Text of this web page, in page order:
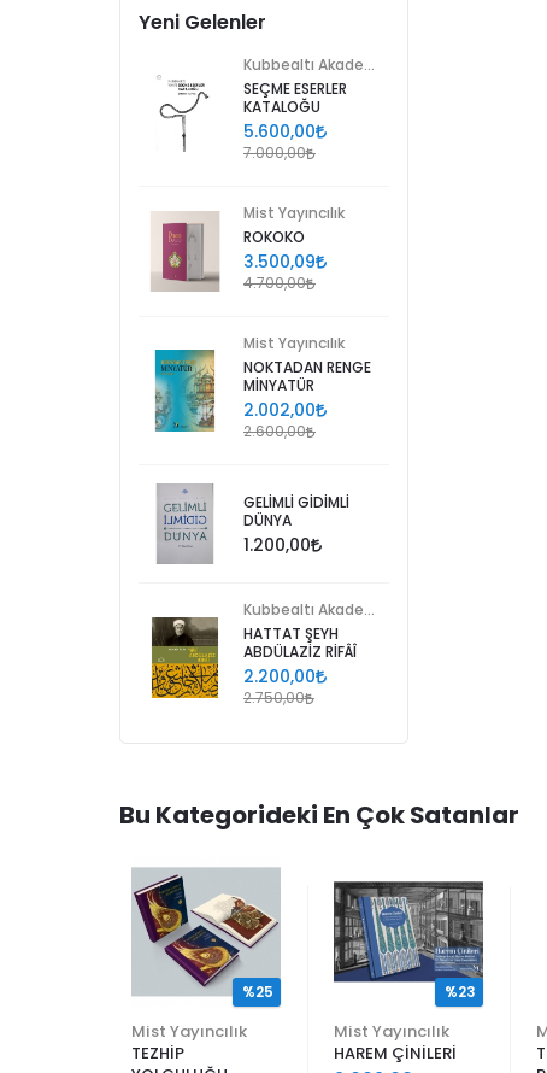
Yeni Gelenler
SEÇME ESERLER
KATALOĞU
5.600,00
7.000,00
Mist Yayıncılık
ROKOKO
3.500,09
4.700,00
Mist Yayıncılık
NOKTADAN RENGE
MİNYATÜR
2.002,00
2.600,00
GELİMLİ GİDİMLİ
DÜNYA
1.200,00
HATTAT ŞEYH
ABDÜLAZİZ RİFÂÎ
2.200,00
2.750,00
Bu Kategorideki En Çok Satanlar
Mist Yayıncılık
TEZHİP
%25
Mist Yayıncılık
HAREM ÇİNİLERİ
%23